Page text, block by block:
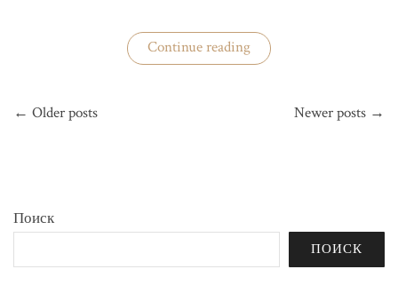
Continue reading«Трамп
спросил
почему
Россия
по
← Older posts Newer posts →
Поиск
ПОИСК